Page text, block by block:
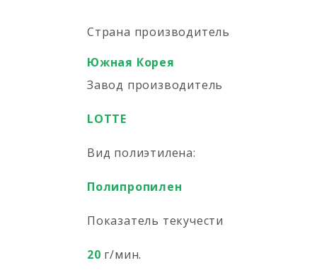
Страна производитель
Южная Корея
Завод производитель
LOTTE
Вид полиэтилена:
Полипропилен
Показатель текучести
20 г/мин.